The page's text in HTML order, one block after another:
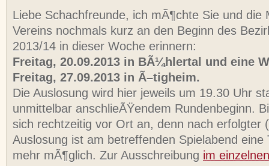
Liebe Schachfreunde, ich mÃ¶chte Sie und die
Vereins nochmals kurz an den Beginn des
2013/14 in dieser Woche erinnern:
Freitag, 20.09.2013 in BÃ¼hlertal und eine
Freitag, 27.09.2013 in Ã–tigheim.
Die Auslosung wird hier jeweils um 19.30 Uhr
unmittelbar anschlieÃŸendem Rundenbeginn.
sich rechtzeitig vor Ort an, denn nach erfolgter
Auslosung ist am betreffenden Spielabend eine
mehr mÃ¶glich. Zur Ausschreibung im einzelnen